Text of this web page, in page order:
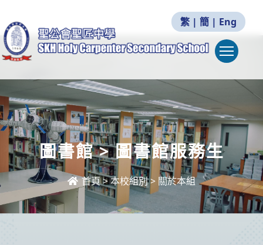
繁 | 簡 | Eng
圖書館 > 圖書館服務生
首頁>本校組別> 關於本組